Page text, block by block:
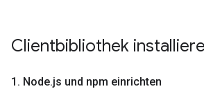
Clientbibliothek
1 . Node.js und npm einrichten